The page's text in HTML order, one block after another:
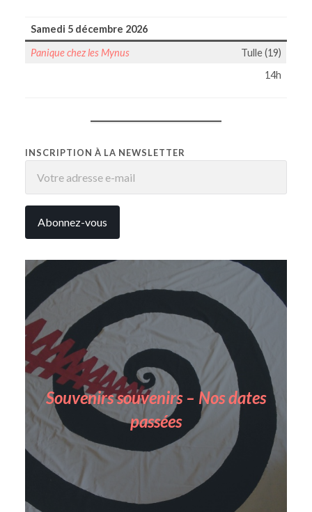
Samedi 5 décembre 2026
Panique chez les Mynus
Tulle (19)
14h
INSCRIPTION À LA NEWSLETTER
Souvenirs souvenirs – Nos dates
passées